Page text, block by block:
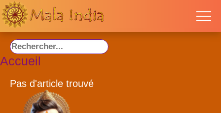
Accueil
Pas d'article trouvé